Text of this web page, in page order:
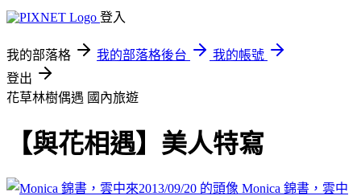
登入
我的部落格 我的部落格後台
我的帳號
登出
花草林樹偶遇 國內旅遊
【與花相遇】美人特寫
Monica 錦書，雲中